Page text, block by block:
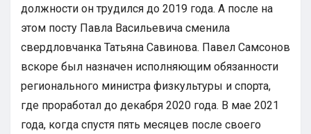
должности он трудился до 2019 года. А после на
этом посту Павла Васильевича сменила
свердловчанка Татьяна Савинова. Павел Самсонов
вскоре был назначен исполняющим обязанности
регионального министра физкультуры и спорта,
где проработал до декабря 2020 года. В мае 2021
года, когда спустя пять месяцев после своего